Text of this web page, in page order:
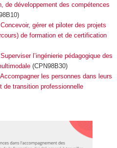
de développement des compétences
gérer et piloter des projets
de formation et de certification
l’ingénierie pédagogique des
(CPN98B30)
les personnes dans leurs
de transition professionnelle